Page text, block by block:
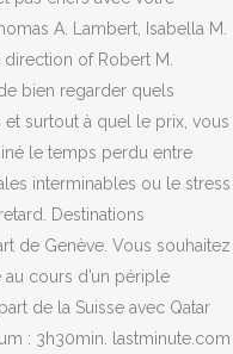
A. Lambert, Isabella M.
of Robert M.
bien regarder quels
surtout à quel le prix, vous
le temps perdu entre
interminables ou le stress
Destinations
de Genève. Vous souhaitez
cours d’un périple
de la Suisse avec Qatar
: 3h30min. lastminute.com